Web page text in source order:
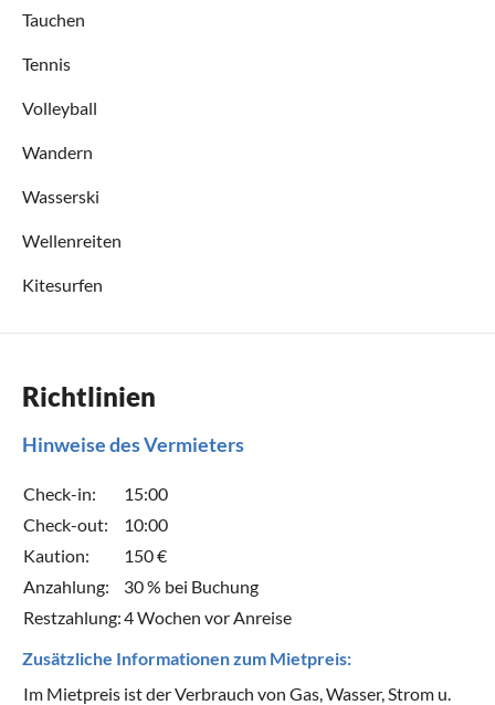
Tauchen
Tennis
Volleyball
Wandern
Wasserski
Wellenreiten
Kitesurfen
Richtlinien
Hinweise des Vermieters
Check-in:
15:00
Check-out:
10:00
Kaution:
150 €
Anzahlung:
30 % bei Buchung
Restzahlung:4 Wochen vor Anreise
Zusätzliche Informationen zum Mietpreis:
Im Mietpreis ist der Verbrauch von Gas, Wasser, Strom u.